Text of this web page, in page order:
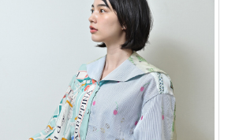
o
o
k